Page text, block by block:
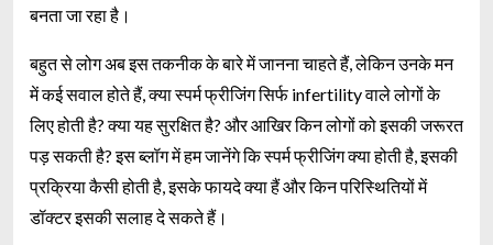
बनता जा रहा है।
बहुत से लोग अब इस तकनीक के बारे में जानना चाहते हैं, लेकिन उनके मन
में कई सवाल होते हैं, क्या स्पर्म फ्रीजिंग सिर्फ infertility वाले लोगों के
लिए होती है? क्या यह सुरक्षित है? और आखिर किन लोगों को इसकी जरूरत
पड़ सकती है? इस ब्लॉग में हम जानेंगे कि स्पर्म फ्रीजिंग क्या होती है, इसकी
प्रक्रिया कैसी होती है, इसके फायदे क्या हैं और किन परिस्थितियों में
डॉक्टर इसकी सलाह दे सकते हैं।